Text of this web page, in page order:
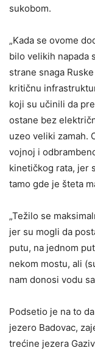
sukobom.
„Kada se ovome
bilo velikih napada
strane snaga
kritičnu
koji su učinili da
ostane bez
uzeo veliki zamah.
vojnoj i
kinetičkog rata, jer
tamo gde je šteta
„Težilo se
jer su mogli da
putu, na jednom
nekom mostu, ali
nam donosi vodu
Podsetio je na to
jezero Badovac,
trećine jezera